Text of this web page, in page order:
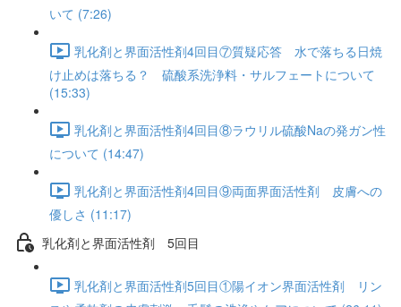
いて (7:26)
乳化剤と界面活性剤4回目⑦質疑応答 水で落ちる日焼
け止めは落ちる？ 硫酸系洗浄料・サルフェートについて
(15:33)
乳化剤と界面活性剤4回目⑧ラウリル硫酸Naの発ガン性
について (14:47)
乳化剤と界面活性剤4回目⑨両面界面活性剤 皮膚への
優しさ (11:17)
乳化剤と界面活性剤 5回目
乳化剤と界面活性剤5回目①陽イオン界面活性剤 リン